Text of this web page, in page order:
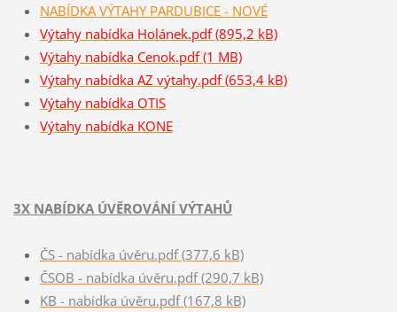
NABÍDKA VÝTAHY PARDUBICE - NOVÉ
Výtahy nabídka Holánek.pdf (895,2 kB)
Výtahy nabídka Cenok.pdf (1 MB)
Výtahy nabídka AZ výtahy.pdf (653,4 kB)
Výtahy nabídka OTIS
Výtahy nabídka KONE
3X NABÍDKA ÚVĚROVÁNÍ VÝTAHŮ
ČS - nabídka úvěru.pdf (377,6 kB)
ČSOB - nabídka úvěru.pdf (290,7 kB)
KB - nabídka úvěru.pdf (167,8 kB)